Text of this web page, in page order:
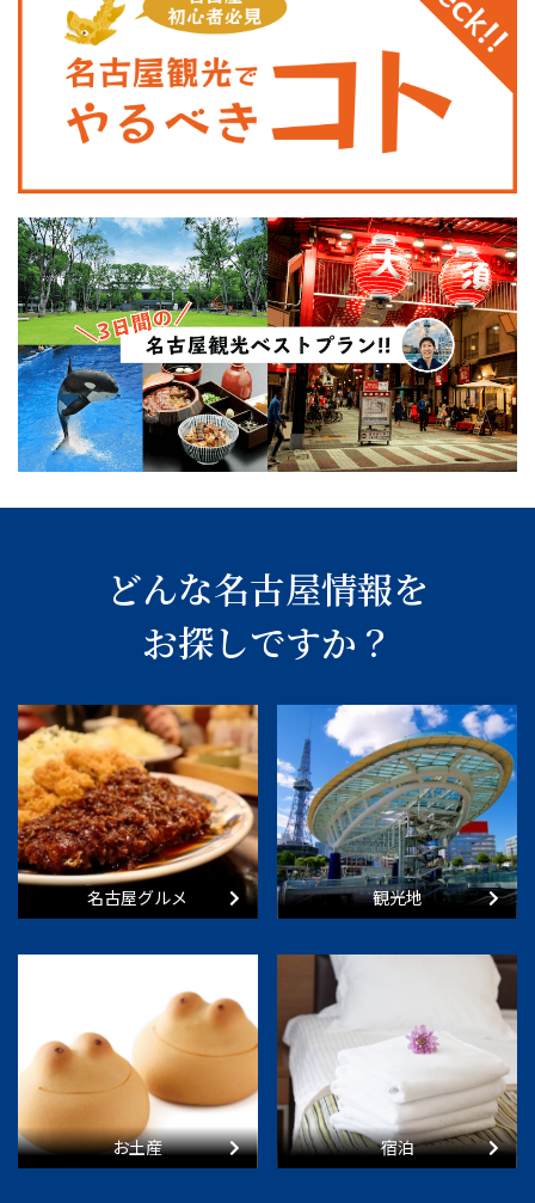
どんな名古屋情報を
お探しですか？
名古屋グルメ 観光地
お土産 宿泊